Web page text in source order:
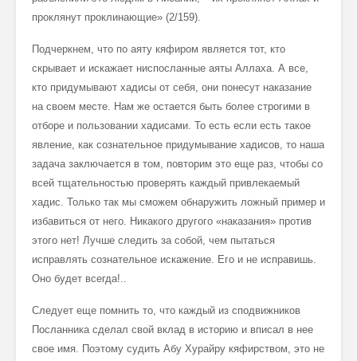
проклянут проклинающие» (2/159).
Подчеркнем, что по аяту кяфиром является тот, кто
скрывает и искажает ниспосланные аяты Аллаха. А все,
кто придумывают хадисы от себя, они понесут наказание
на своем месте. Нам же остается быть более строгими в
отборе и пользовании хадисами. То есть если есть такое
явление, как сознательное придумывание хадисов, то наша
задача заключается в том, повторим это еще раз, чтобы со
всей тщательностью проверять каждый привлекаемый
хадис. Только так мы сможем обнаружить ложный пример и
избавиться от него. Никакого другого «наказания» против
этого нет! Лучше следить за собой, чем пытаться
исправлять сознательное искажение. Его и не исправишь.
Оно будет всегда!..
Следует еще помнить то, что каждый из сподвижников
Посланника сделал свой вклад в историю и вписал в нее
свое имя. Поэтому судить Абу Хурайру кяфирством, это не